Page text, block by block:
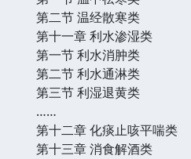
第二节 温经散寒类
第十一章 利水渗湿类
第一节 利水消肿类
第二节 利水通淋类
第三节 利湿退黄类
……
第十二章 化痰止咳平喘类
第十三章 消食解酒类